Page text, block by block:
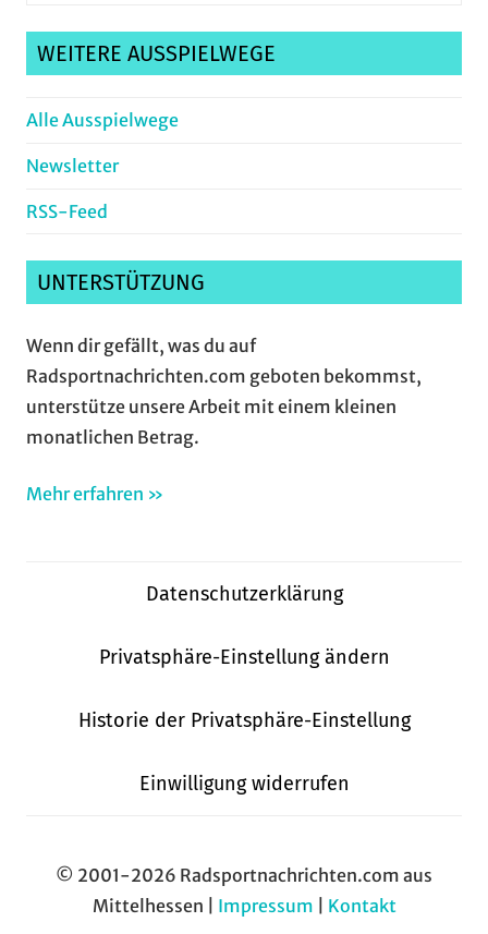
WEITERE AUSSPIELWEGE
Alle Ausspielwege
Newsletter
RSS-Feed
UNTERSTÜTZUNG
Wenn dir gefällt, was du auf
Radsportnachrichten.com geboten bekommst,
unterstütze unsere Arbeit mit einem kleinen
monatlichen Betrag.
Mehr erfahren »
Datenschutzerklärung
Privatsphäre-Einstellung ändern
Historie der Privatsphäre-Einstellung
Einwilligung widerrufen
© 2001-2026 Radsportnachrichten.com aus
Mittelhessen | Impressum Kontakt